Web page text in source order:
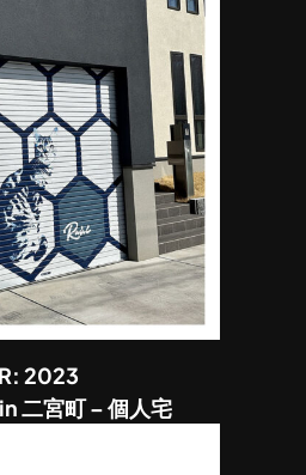
2023
二宮町 – 個人宅